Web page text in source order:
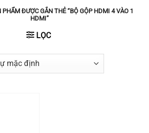
PHẨM ĐƯỢC GẮN THẺ “BỘ GỘP HDMI 4 VÀO 1
HDMI”
LỌC